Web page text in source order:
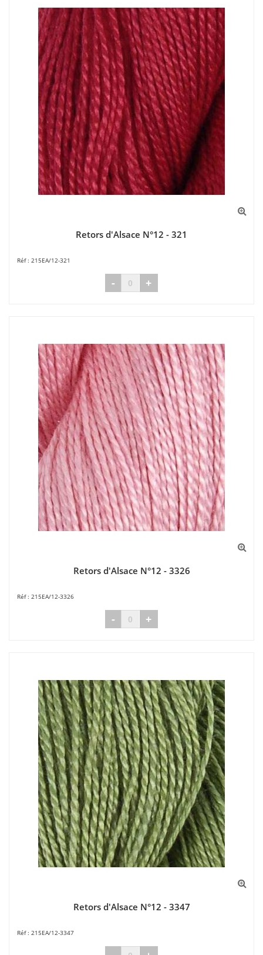
Retors d'Alsace N°12 - 321
215EA/12-321
- +
Retors d'Alsace N°12 - 3326
215EA/12-3326
- +
Retors d'Alsace N°12 - 3347
215EA/12-3347